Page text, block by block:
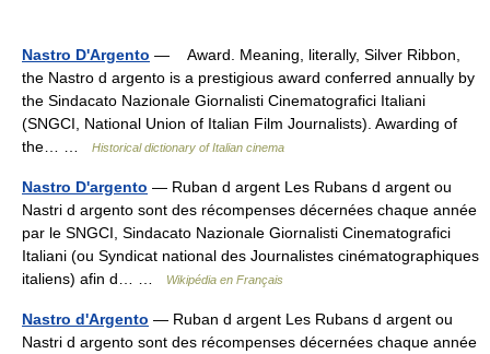
Nastro D'Argento — Award. Meaning, literally, Silver Ribbon,
the Nastro d argento is a prestigious award conferred annually by
the Sindacato Nazionale Giornalisti Cinematografici Italiani
(SNGCI, National Union of Italian Film Journalists). Awarding of
the… …
Historical dictionary of Italian cinema
Nastro D'argento — Ruban d argent Les Rubans d argent ou
Nastri d argento sont des récompenses décernées chaque année
par le SNGCI, Sindacato Nazionale Giornalisti Cinematografici
Italiani (ou Syndicat national des Journalistes cinématographiques
italiens) afin d… …
Wikipédia en Français
Nastro d'Argento — Ruban d argent Les Rubans d argent ou
Nastri d argento sont des récompenses décernées chaque année